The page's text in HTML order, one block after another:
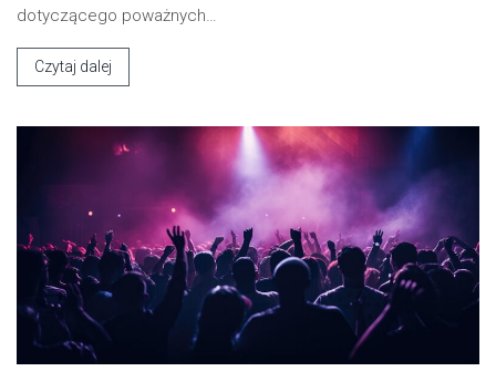
dotyczącego poważnych…
Czytaj dalej